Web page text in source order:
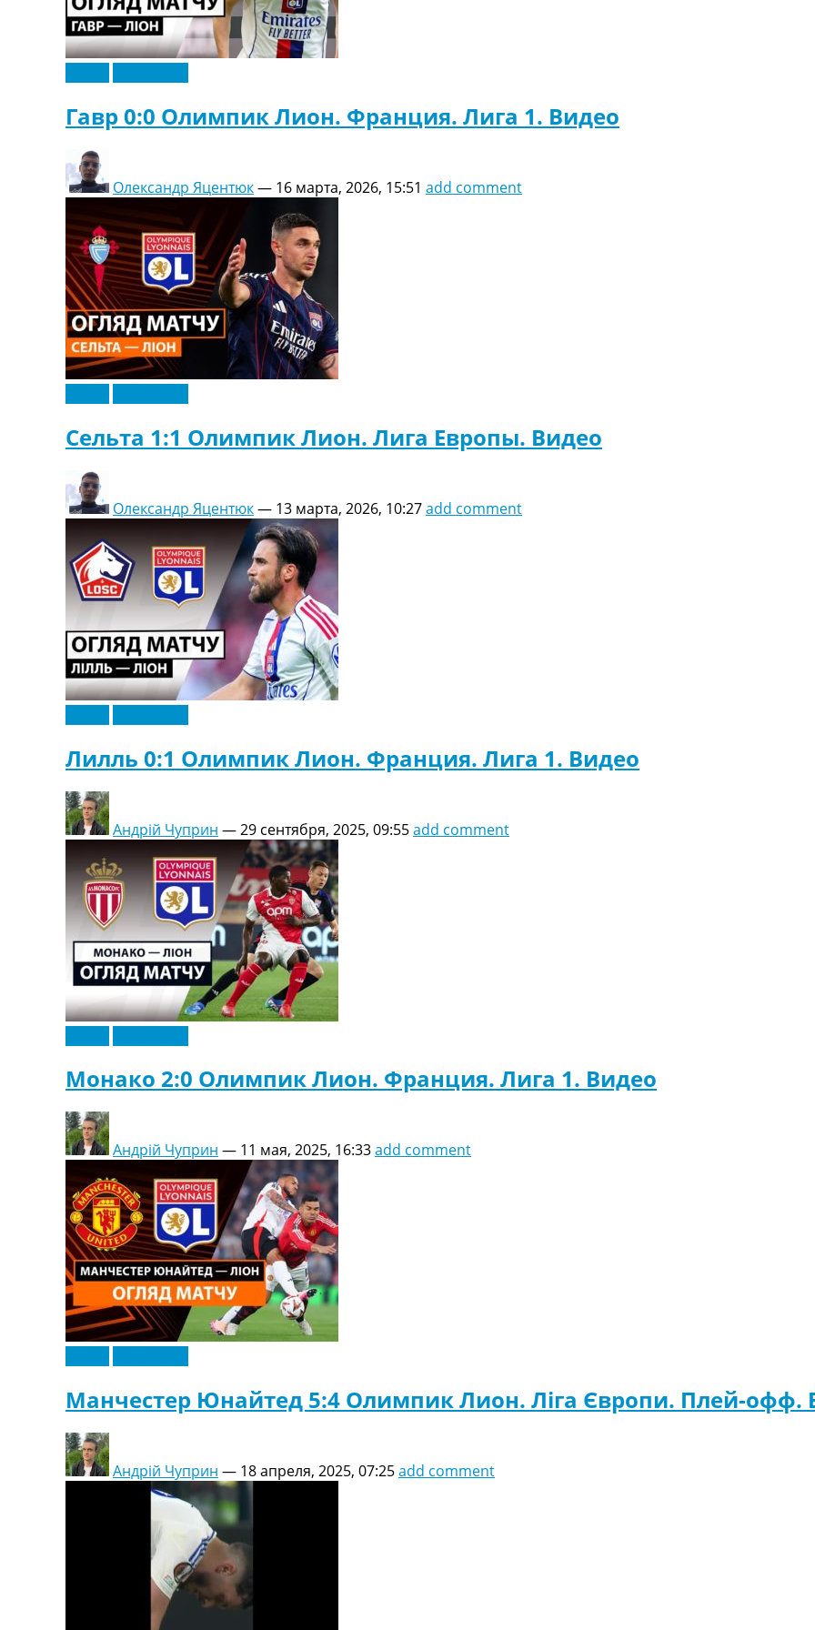
Гавр 0:0 Олимпик Лион. Франция. Лига 1. Видео
Олександр Яцентюк— 16 марта, 2026, 15:51 add comment
Сельта 1:1 Олимпик Лион. Лига Европы. Видео
Олександр Яцентюк— 13 марта, 2026, 10:27add comment
Лилль 0:1 Олимпик Лион. Франция. Лига 1. Видео
Андрій Чуприн —29 сентября, 2025, 09:55add comment
Монако 2:0 Олимпик Лион. Франция. Лига 1. Видео
Андрій Чуприн — 11 мая, 2025, 16:33add comment
Манчестер Юнайтед 5:4 Олимпик Лион. Ліга Європи. Плей-офф.
Андрій Чуприн — 18 апреля, 2025, 07:25add comment